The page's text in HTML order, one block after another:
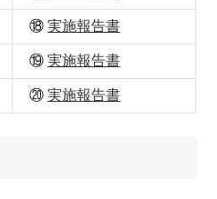
⑱ 実施報告書
⑲ 実施報告書
⑳ 実施報告書